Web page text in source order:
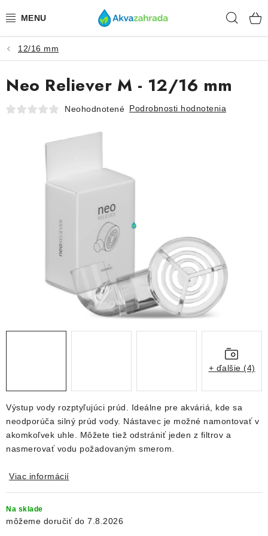
na
TECHNIKA
HNOJIVÁ
VODA
PRÍSLUŠENSTVO
KRMIVÁ A VITAMÍNY
ŽIVOČÍCHY
Moja objednávka
12/16 mm
Výstup vody rozptyľujúci prúd.
Ideálne pre akváriá, kde sa
neodporúča silný prúd vody. Nástavec je možné namontovať v
akomkoľvek uhle.
Môžete tiež odstrániť jeden z filtrov a
nasmerovať vodu požadovaným smerom.
Viac informácií
Na sklade
7.8.2026
Neo Reliever M - 12/16 mm
Neohodnotené Podrobnosti hodnotenia
+ ďalšie (4)